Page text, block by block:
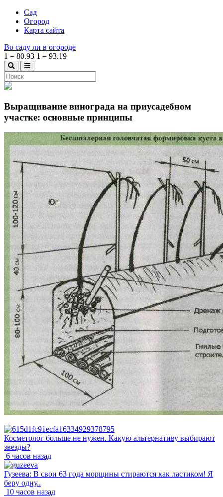
Сад
Огород
Карта сайта
Во саду ли в огороде
1 = 80.93 1 = 93.19
Выращивание винограда на приусадебном
участке: основные принципы
Косметолог больше не нужен. Какую альтернативу выбирают
звезды?
6 часов назад
Гузеева: В свои 63 года морщины стираются как ластиком! Я
беру одну..
10 часов назад